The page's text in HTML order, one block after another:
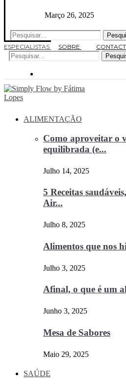
Março 26, 2025
ESPECIALISTAS
SOBRE
ALIMENTAÇÃO
Como aproveitar o
equilibrada (e...
Julho 14, 2025
5 Receitas
Air...
Julho 8, 2025
Alimentos que nos
Julho 3, 2025
Afinal, o que é um
Junho 3, 2025
Mesa de Sabores
Maio 29, 2025
SAÚDE